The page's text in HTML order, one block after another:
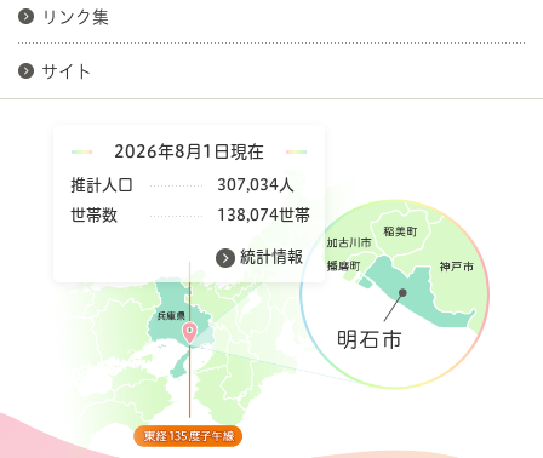
リンク集
サイト
2026年8月1日現在
推計人口
307,034人
世帯数
138,074世帯
統計情報